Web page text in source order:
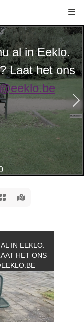
al in Eeklo.
Laat het ons
IN EEKLO.
HET ONS